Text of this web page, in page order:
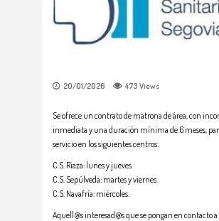
20/01/2026 473 Views
Se ofrece un contrato de matrona de área, con
inmediata y una duración mínima de 6 meses,
servicio en los siguientes centros:
C.S. Riaza: lunes y jueves.
C.S. Sepúlveda: martes y viernes.
C.S. Navafría: miércoles.
Aquell@s interesad@s que se pongan en contacto a